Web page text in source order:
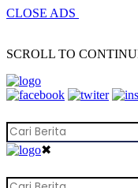
CLOSE ADS
SCROLL TO
✖